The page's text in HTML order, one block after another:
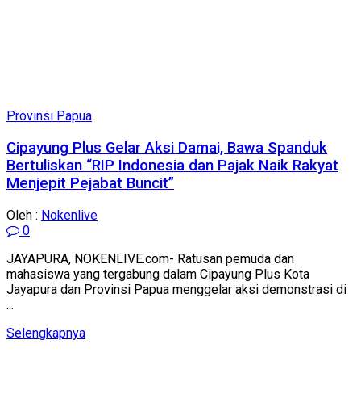
Provinsi Papua
Cipayung Plus Gelar Aksi Damai, Bawa Spanduk
Bertuliskan “RIP Indonesia dan Pajak Naik Rakyat
Menjepit Pejabat Buncit”
Oleh : Nokenlive
0
JAYAPURA, NOKENLIVE.com- Ratusan pemuda dan
mahasiswa yang tergabung dalam Cipayung Plus Kota
Jayapura dan Provinsi Papua menggelar aksi demonstrasi di
...
SelengkapnyaDetails